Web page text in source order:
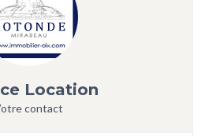
Location
contact